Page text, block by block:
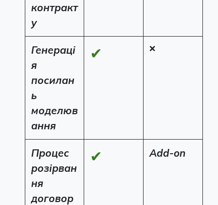
контракт
у
Генераці
я
посилан
ь
моделюв
ання
✔ ❌
Процес
розірван
ня
договор
✔ Add-on